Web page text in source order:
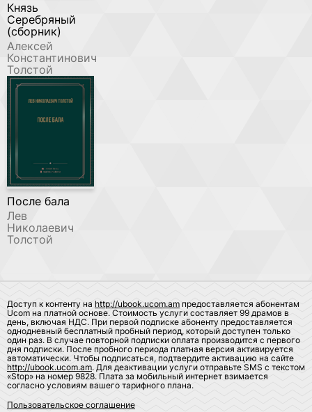
Князь
Серебряный
(сборник)
Алексей
Константинович
Толстой
После бала
Лев
Николаевич
Толстой
Доступ к контенту на http://ubook.ucom.am предоставляется абонентам
Ucom на платной основе. Стоимость услуги составляет 99 драмов в
день, включая НДС. При первой подписке абоненту предоставляется
однодневный бесплатный пробный период, который доступен только
один раз. В случае повторной подписки оплата производится с первого
дня подписки. После пробного периода платная версия активируется
автоматически. Чтобы подписаться, подтвердите активацию на сайте
http://ubook.ucom.am. Для деактивации услуги отправьте SMS с текстом
«Stop» на номер 9828. Плата за мобильный интернет взимается
согласно условиям вашего тарифного плана.
Пользовательское соглашение